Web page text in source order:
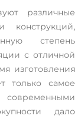
различные
конструкций,
степень
с отличной
изготовления
только самое
дало